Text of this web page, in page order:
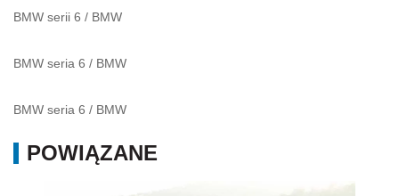
BMW serii 6 / BMW
BMW seria 6 / BMW
BMW seria 6 / BMW
POWIĄZANE